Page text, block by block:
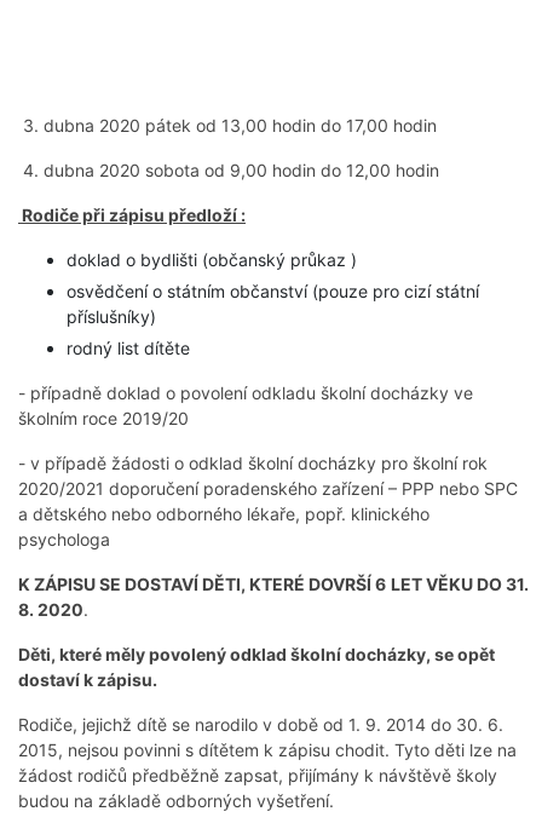
3. dubna 2020 pátek od 13,00 hodin do 17,00 hodin
4. dubna 2020 sobota od 9,00 hodin do 12,00 hodin
Rodiče při zápisu předloží :
doklad o bydlišti (občanský průkaz )
osvědčení o státním občanství (pouze pro cizí státní
příslušníky)
rodný list dítěte
- případně doklad o povolení odkladu školní docházky ve
školním roce 2019/20
- v případě žádosti o odklad školní docházky pro školní rok
2020/2021 doporučení poradenského zařízení – PPP nebo SPC
a dětského nebo odborného lékaře, popř. klinického
psychologa
K ZÁPISU SE DOSTAVÍ DĚTI, KTERÉ DOVRŠÍ 6 LET VĚKU DO 31.
8. 2020.
Děti, které měly povolený odklad školní docházky, se opět
dostaví k zápisu.
Rodiče, jejichž dítě se narodilo v době od 1. 9. 2014 do 30. 6.
2015, nejsou povinni s dítětem k zápisu chodit. Tyto děti lze na
žádost rodičů předběžně zapsat, přijímány k návštěvě školy
budou na základě odborných vyšetření.